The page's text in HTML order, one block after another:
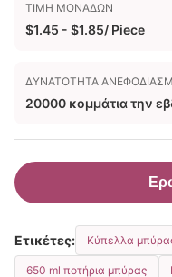
ΤΙΜΉ ΜΟΝΆΔΩΝ
$1.45 - $1.85/ Piece
ΔΥΝΑΤΌΤΗΤΑ
20000 κομμάτια την
Ετικέτες: Κύπελλα
650 ml ποτήρια μπύρας